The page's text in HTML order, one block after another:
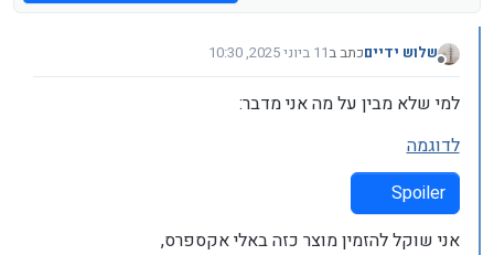
מנותק
שלוש ידייםכתב ב11 ביוני 2025, 10:30
נערך לאחרונה על ידי
למי שלא מבין על מה אני מדבר:
לדוגמה
Spoiler
אני שוקל להזמין מוצר כזה באלי אקספרס,